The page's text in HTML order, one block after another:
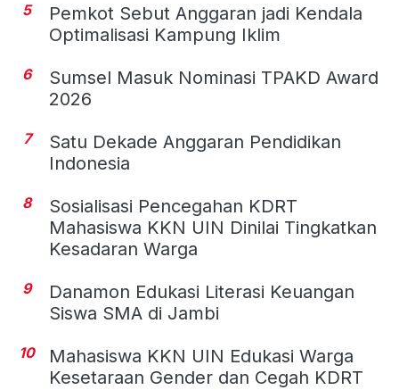
5
Pemkot Sebut Anggaran jadi Kendala
Optimalisasi Kampung Iklim
6
Sumsel Masuk Nominasi TPAKD Award
2026
7
Satu Dekade Anggaran Pendidikan
Indonesia
8
Sosialisasi Pencegahan KDRT
Mahasiswa KKN UIN Dinilai Tingkatkan
Kesadaran Warga
9
Danamon Edukasi Literasi Keuangan
Siswa SMA di Jambi
10
Mahasiswa KKN UIN Edukasi Warga
Kesetaraan Gender dan Cegah KDRT